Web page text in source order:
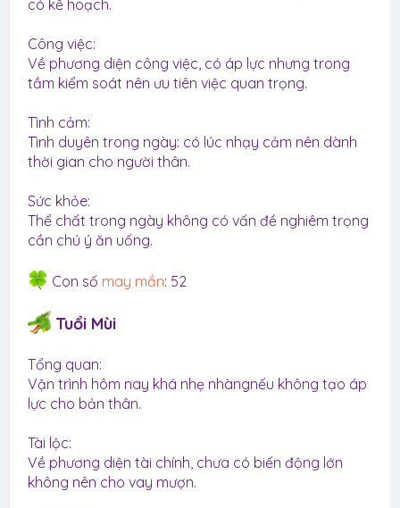
có kế hoạch.
Công việc:
Về phương diện công việc, có áp lực nhưng trong
tầm kiểm soát nên ưu tiên việc quan trọng.
Tình cảm:
Tình duyên trong ngày: có lúc nhạy cảm nên dành
thời gian cho người thân.
Sức khỏe:
Thể chất trong ngày không có vấn đề nghiêm trọng
cần chú ý ăn uống.
Con số may mắn: 52
Tuổi Mùi
Tổng quan:
Vận trình hôm nay khá nhẹ nhàngnếu không tạo áp
lực cho bản thân.
Tài lộc:
Về phương diện tài chính, chưa có biến động lớn
không nên cho vay mượn.